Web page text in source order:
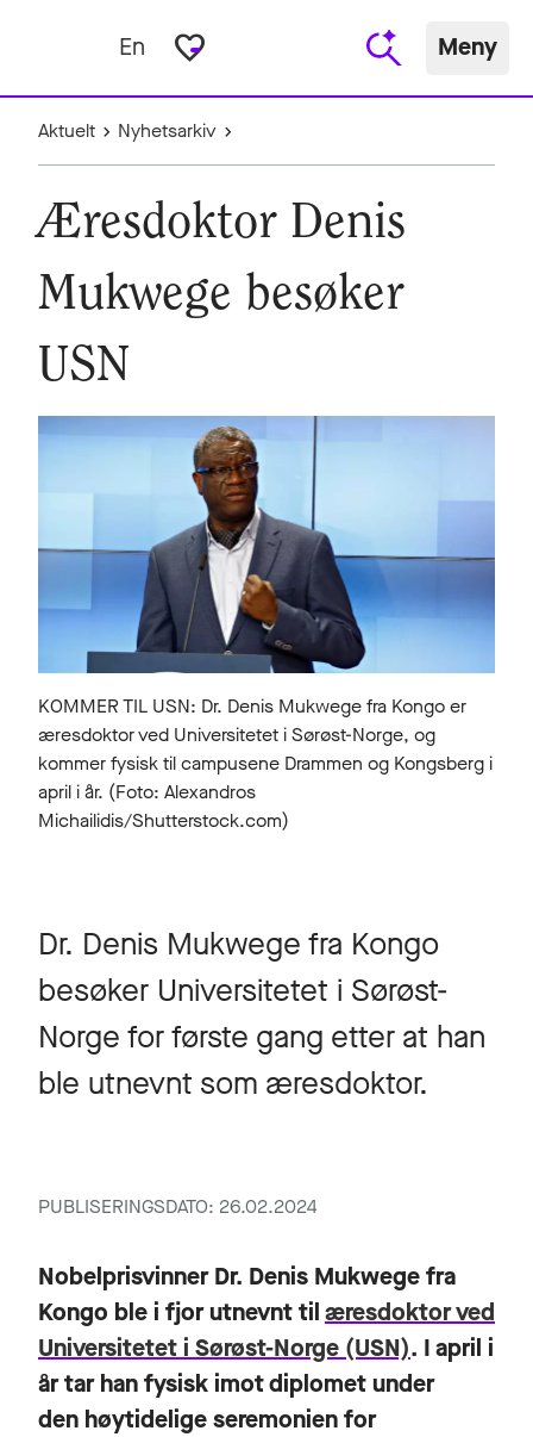
En favorite_border Meny
Aktuelt Nyhetsarkiv
Æresdoktor Denis
Mukwege besøker
USN
KOMMER TIL USN: Dr. Denis Mukwege fra Kongo er
æresdoktor ved Universitetet i Sørøst-Norge, og
kommer fysisk til campusene Drammen og Kongsberg i
april i år. (Foto: Alexandros
Michailidis/Shutterstock.com)
Dr. Denis Mukwege fra Kongo
besøker Universitetet i Sørøst-
Norge for første gang etter at han
ble utnevnt som æresdoktor.
PUBLISERINGSDATO: 26.02.2024
Nobelprisvinner Dr. Denis Mukwege fra
Kongo ble i fjor utnevnt tilæresdoktor ved
Universitetet i Sørøst-Norge (USN). I april i
år tar han fysisk imot diplomet under
den høytidelige seremonien for